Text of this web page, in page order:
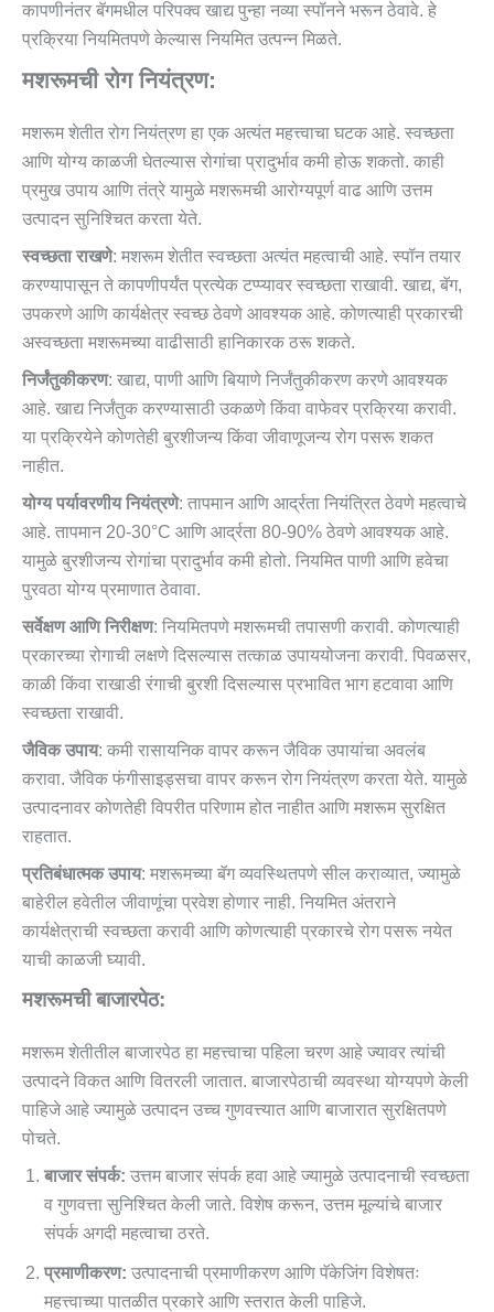
कापणीनंतर बॅगमधील परिपक्व खाद्य पुन्हा नव्या स्पॉनने भरून ठेवावे. हे
प्रक्रिया नियमितपणे केल्यास नियमित उत्पन्न मिळते.
मशरूमची रोग नियंत्रण:
मशरूम शेतीत रोग नियंत्रण हा एक अत्यंत महत्त्वाचा घटक आहे. स्वच्छता
आणि योग्य काळजी घेतल्यास रोगांचा प्रादुर्भाव कमी होऊ शकतो. काही
प्रमुख उपाय आणि तंत्रे यामुळे मशरूमची आरोग्यपूर्ण वाढ आणि उत्तम
उत्पादन सुनिश्चित करता येते.
स्वच्छता राखणे: मशरूम शेतीत स्वच्छता अत्यंत महत्वाची आहे. स्पॉन तयार
करण्यापासून ते कापणीपर्यंत प्रत्येक टप्प्यावर स्वच्छता राखावी. खाद्य, बॅग,
उपकरणे आणि कार्यक्षेत्र स्वच्छ ठेवणे आवश्यक आहे. कोणत्याही प्रकारची
अस्वच्छता मशरूमच्या वाढीसाठी हानिकारक ठरू शकते.
निर्जंतुकीकरण: खाद्य, पाणी आणि बियाणे निर्जंतुकीकरण करणे आवश्यक
आहे. खाद्य निर्जंतुक करण्यासाठी उकळणे किंवा वाफेवर प्रक्रिया करावी.
या प्रक्रियेने कोणतेही बुरशीजन्य किंवा जीवाणूजन्य रोग पसरू शकत
नाहीत.
योग्य पर्यावरणीय नियंत्रणे: तापमान आणि आर्द्रता नियंत्रित ठेवणे महत्वाचे
आहे. तापमान 20-30°C आणि आर्द्रता 80-90% ठेवणे आवश्यक आहे.
यामुळे बुरशीजन्य रोगांचा प्रादुर्भाव कमी होतो. नियमित पाणी आणि हवेचा
पुरवठा योग्य प्रमाणात ठेवावा.
सर्वेक्षण आणि निरीक्षण: नियमितपणे मशरूमची तपासणी करावी. कोणत्याही
प्रकारच्या रोगाची लक्षणे दिसल्यास तत्काळ उपाययोजना करावी. पिवळसर,
काळी किंवा राखाडी रंगाची बुरशी दिसल्यास प्रभावित भाग हटवावा आणि
स्वच्छता राखावी.
जैविक उपाय: कमी रासायनिक वापर करून जैविक उपायांचा अवलंब
करावा. जैविक फंगीसाइड्सचा वापर करून रोग नियंत्रण करता येते. यामुळे
उत्पादनावर कोणतेही विपरीत परिणाम होत नाहीत आणि मशरूम सुरक्षित
राहतात.
प्रतिबंधात्मक उपाय: मशरूमच्या बॅग व्यवस्थितपणे सील कराव्यात, ज्यामुळे
बाहेरील हवेतील जीवाणूंचा प्रवेश होणार नाही. नियमित अंतराने
कार्यक्षेत्राची स्वच्छता करावी आणि कोणत्याही प्रकारचे रोग पसरू नयेत
याची काळजी घ्यावी.
मशरूमची बाजारपेठ:
मशरूम शेतीतील बाजारपेठ हा महत्त्वाचा पहिला चरण आहे ज्यावर त्यांची
उत्पादने विकत आणि वितरली जातात. बाजारपेठाची व्यवस्था योग्यपणे केली
पाहिजे आहे ज्यामुळे उत्पादन उच्च गुणवत्त्यात आणि बाजारात सुरक्षितपणे
पोचते.
बाजार संपर्क: उत्तम बाजार संपर्क हवा आहे ज्यामुळे उत्पादनाची स्वच्छता
व गुणवत्ता सुनिश्चित केली जाते. विशेष करून, उत्तम मूल्यांचे बाजार
संपर्क अगदी महत्वाचा ठरते.
प्रमाणीकरण: उत्पादनाची प्रमाणीकरण आणि पॅकेजिंग विशेषतः
महत्त्वाच्या पातळीत प्रकारे आणि स्तरात केली पाहिजे.